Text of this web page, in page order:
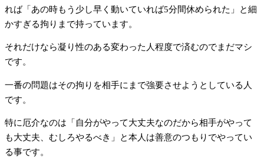
れば「あの時もう少し早く動いていれば5分間休められた」と細
かすぎる拘りまで持っています。
それだけなら凝り性のある変わった人程度で済むのでまだマシ
です。
一番の問題はその拘りを相手にまで強要させようとしている人
です。
特に厄介なのは「自分がやって大丈夫なのだから相手がやって
も大丈夫、むしろやるべき」と本人は善意のつもりでやってい
る事です。